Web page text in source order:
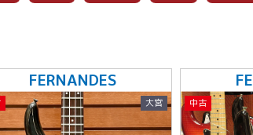
FERNANDES
大宮 中古